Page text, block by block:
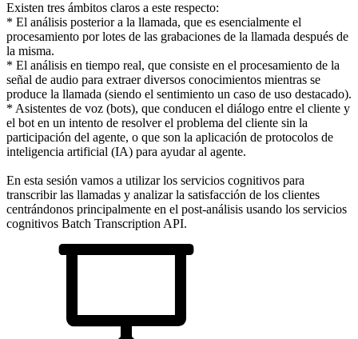
Existen tres ámbitos claros a este respecto:
* El análisis posterior a la llamada, que es esencialmente el
procesamiento por lotes de las grabaciones de la llamada después de
la misma.
* El análisis en tiempo real, que consiste en el procesamiento de la
señal de audio para extraer diversos conocimientos mientras se
produce la llamada (siendo el sentimiento un caso de uso destacado).
* Asistentes de voz (bots), que conducen el diálogo entre el cliente y
el bot en un intento de resolver el problema del cliente sin la
participación del agente, o que son la aplicación de protocolos de
inteligencia artificial (IA) para ayudar al agente.
En esta sesión vamos a utilizar los servicios cognitivos para
transcribir las llamadas y analizar la satisfacción de los clientes
centrándonos principalmente en el post-análisis usando los servicios
cognitivos Batch Transcription API.